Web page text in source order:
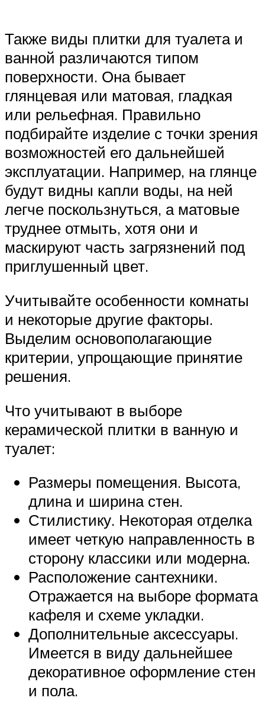
Также виды плитки для туалета и
ванной различаются типом
поверхности. Она бывает
глянцевая или матовая, гладкая
или рельефная. Правильно
подбирайте изделие с точки зрения
возможностей его дальнейшей
эксплуатации. Например, на глянце
будут видны капли воды, на ней
легче поскользнуться, а матовые
труднее отмыть, хотя они и
маскируют часть загрязнений под
приглушенный цвет.
Учитывайте особенности комнаты
и некоторые другие факторы.
Выделим основополагающие
критерии, упрощающие принятие
решения.
Что учитывают в выборе
керамической плитки в ванную и
туалет:
Размеры помещения. Высота,
длина и ширина стен.
Стилистику. Некоторая отделка
имеет четкую направленность в
сторону классики или модерна.
Расположение сантехники.
Отражается на выборе формата
кафеля и схеме укладки.
Дополнительные аксессуары.
Имеется в виду дальнейшее
декоративное оформление стен
и пола.